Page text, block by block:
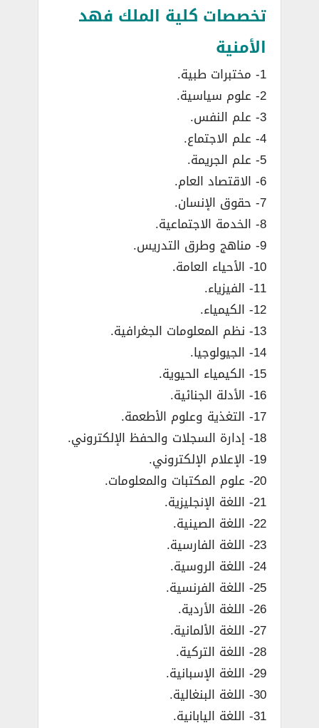
تخصصات كلية الملك فهد
الأمنية
1- مختبرات طبية.
2- علوم سياسية.
3- علم النفس.
4- علم الاجتماع.
5- علم الجريمة.
6- الاقتصاد العام.
7- حقوق الإنسان.
8- الخدمة الاجتماعية.
9- مناهج وطرق التدريس.
10- الأحياء العامة.
11- الفيزياء.
12- الكيمياء.
13- نظم المعلومات الجغرافية.
14- الجيولوجيا.
15- الكيمياء الحيوية.
16- الأدلة الجنائية.
17- التغذية وعلوم الأطعمة.
18- إدارة السجلات والحفظ الإلكتروني.
19- الإعلام الإلكتروني.
20- علوم المكتبات والمعلومات.
21- اللغة الإنجليزية.
22- اللغة الصينية.
23- اللغة الفارسية.
24- اللغة الروسية.
25- اللغة الفرنسية.
26- اللغة الأردية.
27- اللغة الألمانية.
28- اللغة التركية.
29- اللغة الإسبانية.
30- اللغة البنغالية.
31- اللغة اليابانية.